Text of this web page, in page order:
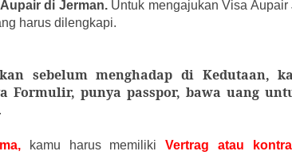
di Jerman.Untuk mengajukan Visa Aupair
harus dilengkapi.
sebelum menghadap di Kedutaan,
Formulir, punya passpor, bawa uang
kamu harus memilikiVertrag atau